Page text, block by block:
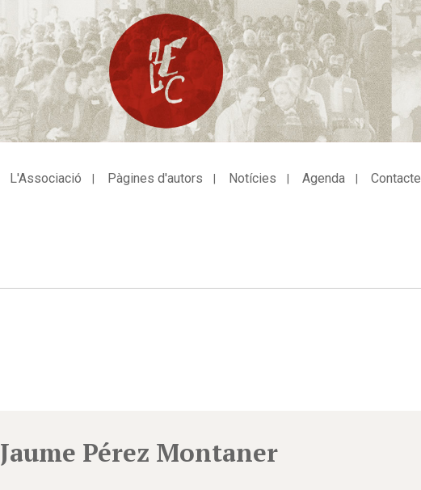
L'Associació Pàgines d'autors Notícies Agenda Contacte
Jaume Pérez Montaner